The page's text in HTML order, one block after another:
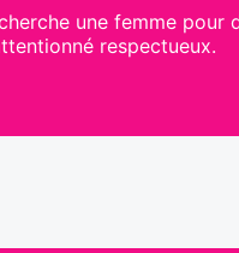
une femme pour
respectueux.